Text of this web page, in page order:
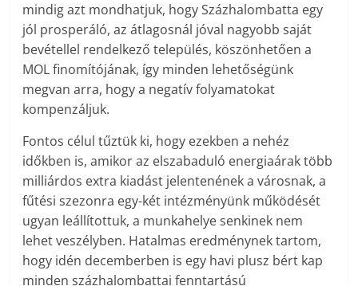
mindig azt mondhatjuk, hogy Százhalombatta egy
jól prosperáló, az átlagosnál jóval nagyobb saját
bevétellel rendelkező település, köszönhetően a
MOL finomítójának, így minden lehetőségünk
megvan arra, hogy a negatív folyamatokat
kompenzáljuk.
Fontos célul tűztük ki, hogy ezekben a nehéz
időkben is, amikor az elszabaduló energiaárak több
milliárdos extra kiadást jelentenének a városnak, a
fűtési szezonra egy-két intézményünk működését
ugyan leállítottuk, a munkahelye senkinek nem
lehet veszélyben. Hatalmas eredménynek tartom,
hogy idén decemberben is egy havi plusz bért kap
minden százhalombattai fenntartású